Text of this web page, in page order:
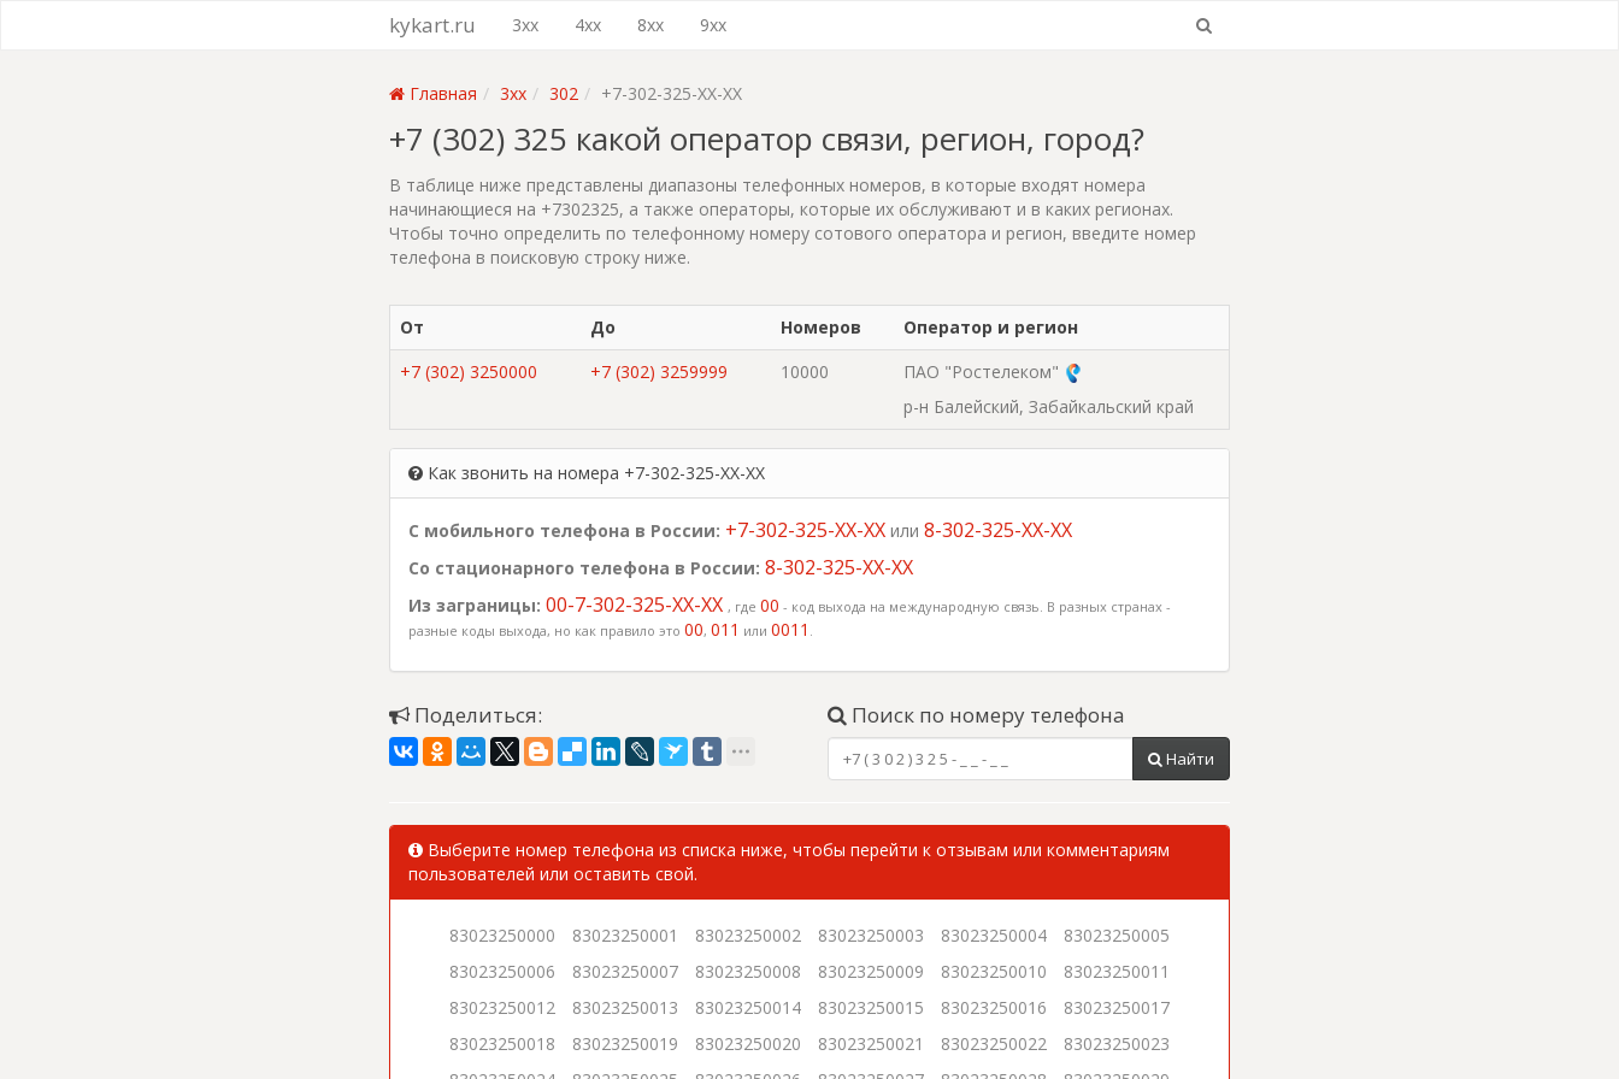
kykart.ru 3xx 4xx 8xx 9xx
Главная 3xx 302 +7-302-325-XX-XX
+7 (302) 325 какой оператор связи, регион, город?
В таблице ниже представлены диапазоны телефонных номеров, в которые входят номера
начинающиеся на +7302325, а также операторы, которые их обслуживают и в каких регионах.
Чтобы точно определить по телефонному номеру сотового оператора и регион, введите номер
телефона в поисковую строку ниже.
От До Номеров
Оператор и регион
+7 (302) 3250000
+7 (302) 3259999 10000
ПАО "Ростелеком"
р-н Балейский, Забайкальский край
Как звонить на номера +7-302-325-XX-XX
С мобильного телефона в России: +7-302-325-XX-XX или 8-302-325-XX-XX
Со стационарного телефона в России: 8-302-325-XX-XX
Из заграницы: 00-7-302-325-XX-XX , где 00 - код выхода на международную связь. В разных странах -
разные коды выхода, но как правило это 00, 011 или 0011 .
Поделиться: Поиск по номеру телефона
Найти
Выберите номер телефона из списка ниже, чтобы перейти к отзывам или комментариям
пользователей или оставить свой.
83023250000 83023250001 83023250002 83023250003 83023250004
83023250005
83023250006
83023250007 83023250008 83023250009 83023250010
83023250011
83023250012
83023250013 83023250014 83023250015 83023250016
83023250017
83023250018
83023250019 83023250020 83023250021 83023250022
83023250023